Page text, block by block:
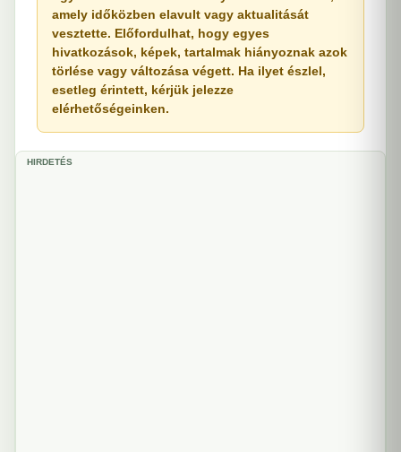
amely időközben elavult vagy aktualitását
vesztette. Előfordulhat, hogy egyes
hivatkozások, képek, tartalmak hiányoznak azok
törlése vagy változása végett. Ha ilyet észlel,
esetleg érintett, kérjük jelezze
elérhetőségeinken.
HIRDETÉS